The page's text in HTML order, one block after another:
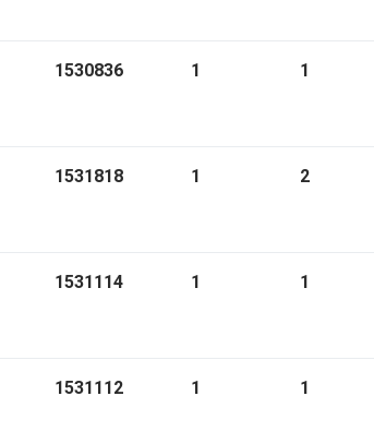
1530836 1 1
1531818 1 2
1531114 1 1
1531112 1 1